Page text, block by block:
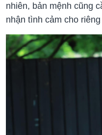
nhiên, bản mệnh cũng
nhận tình cảm cho